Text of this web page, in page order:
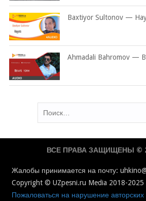
Baxtiyor Sultonov —
Ahmadali Bahromov —
ВСЕ ПРАВА ЗАЩИЩЕНЫ ©
Жалобы принимается на почту:
Copyright © UZpesni.ru Media 2018-2025
Пожаловаться на нарушение